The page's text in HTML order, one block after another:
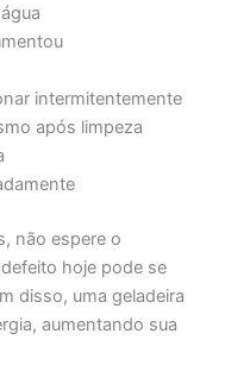
intermitentemente
após limpeza
não espere o
hoje pode se
disso, uma geladeira
aumentando sua